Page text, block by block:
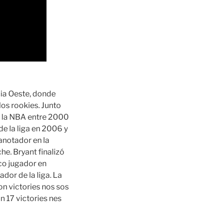
Oeste, donde
rookies. Junto
la NBA entre 2000
la liga en 2006 y
en la
Bryant finalizó
jugador en
de la liga. La
victories nos sos
17 victories nes